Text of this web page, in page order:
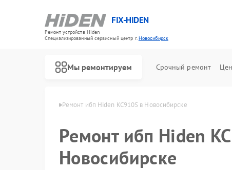
FIX-HIDEN
Ремонт устройств Hiden
Специализированный cервисный центр г.Новосибирск
Мы ремонтируем Срочный ремонт
Ремонт ибп Hiden KC910S в Новосибирске
Ремонт ибп Hiden
Новосибирске